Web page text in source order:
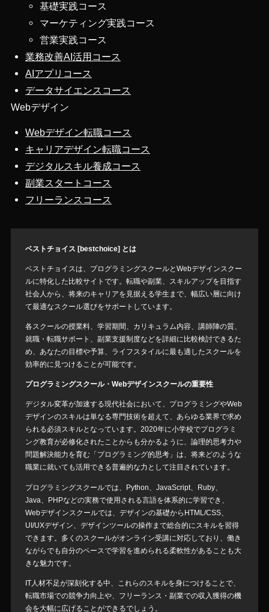
基礎実践コース
マーケティング実践コース
営業実践コース
業務改善AI活用コース
AIアプリコース
データサイエンスコース
Webデザイン
Webデザイン転職コース
キャリアデザイン転職コース
デジタルスキル養成コース
副業スタートコース
フリーランスコース
ベストチョイス [bestchoice] とは
ベストチョイスは、プログラミングスクールとWebデザインスクー
ルに特化した比較サイトです。転職や副業、スキルアップを目指す
社会人から、将来のキャリアを見据える学生まで、幅広い層に向け
て最適なスクール選びをサポートしています。
各スクールの授業料、学習期間、カリキュラム内容、講師陣の質、
就職・転職サポート、副業支援制度などを詳細に比較検討できるた
め、あなたの目標や予算、ライフスタイルに最も適したスクールを
効率的に見つけることが可能です。
プログラミングスクール・Webデザインスクールの重要性
デジタル変革が加速する現代社会において、プログラミングやWeb
デザインのスキルは単なる専門技術を超えて、あらゆる業界で求め
られる必須スキルとなっています。2020年に小学校でプログラミ
ング教育が必修化されたことからも分かるように、論理的思考力や
問題解決能力を育む「プログラミング的思考」は、将来どのような
職業に就いても活用できる普遍的な力として注目されています。
プログラミングスクールでは、Python、JavaScript、Ruby、
Java、PHPなどの実務で使用される言語を体系的に学習でき、
Webデザインスクールでは、デザインの基礎からHTML/CSS、
UI/UXデザイン、デザインツールの操作まで総合的にスキルを習得
できます。多くのスクールがオンライン受講に対応しており、働き
ながらでも自分のペースで学習を進められる柔軟性があることも大
きな魅力です。
IT人材不足が深刻化する中、これらのスキルを身につけることで、
転職市場での競争力向上や、フリーランス・副業での収入獲得の機
会を大幅に広げることができるでしょう。